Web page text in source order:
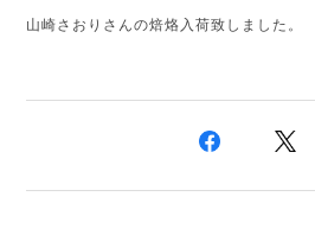
山崎さおりさんの焙烙入荷致しました。